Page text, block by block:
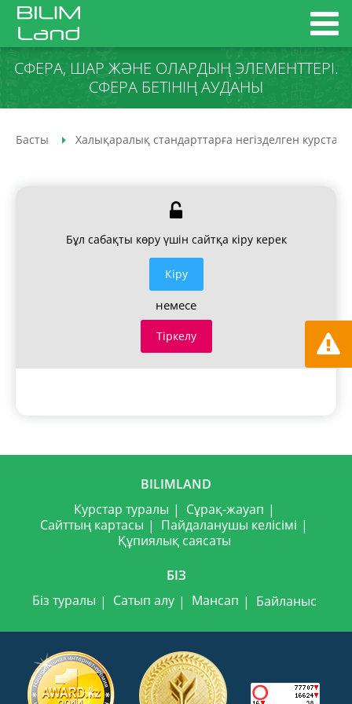
СФЕРА, ШАР ЖӘНЕ ОЛАРДЫҢ ЭЛЕМЕНТТЕРІ.
СФЕРА БЕТІНІҢ АУДАНЫ
Басты Халықаралық стандарттарға негізделген курстар
Бұл сабақты көру үшін сайтқа кіру керек
Кiру
немесе
Тіркелу
BILIMLAND
Курстар туралы
Сұрақ-жауап
Сайттың картасы
Пайдаланушы келісімі
Құпиялық саясаты
БІЗ
Біз туралы
Сатып алу Мансап Байланыс